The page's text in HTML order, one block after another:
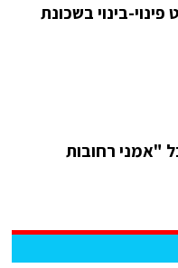
בינוי בשכונת
"אמני רחובות